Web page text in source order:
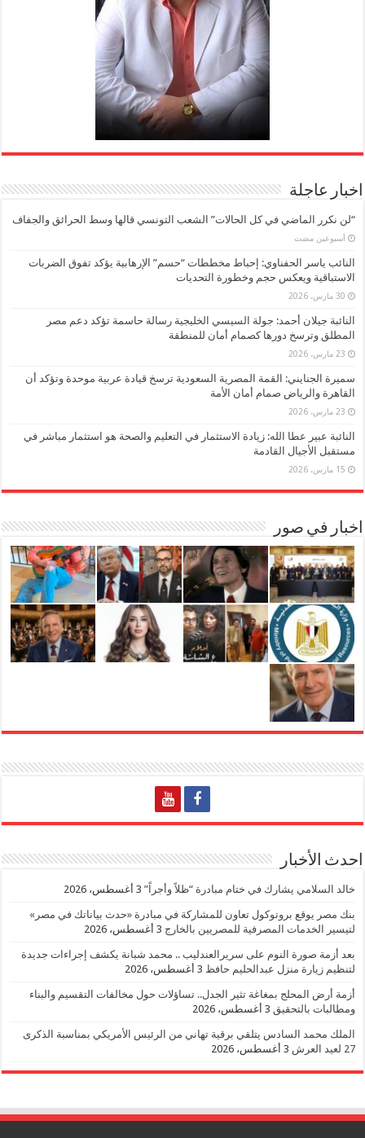
اخبار عاجلة
“لن نكرر الماضي في كل الحالات” الشعب التونسي قالها وسط الحرائق والجفاف
‏أسبوعين مضت
النائب ياسر الحفناوي: إحباط مخططات “حسم” الإرهابية يؤكد تفوق الضربات
الاستباقية ويعكس حجم وخطورة التحديات
30 مارس، 2026
النائبة جيلان أحمد: جولة السيسي الخليجية رسالة حاسمة تؤكد دعم مصر
المطلق وترسخ دورها كصمام أمان للمنطقة
23 مارس، 2026
سميرة الجنايني: القمة المصرية السعودية ترسخ قيادة عربية موحدة وتؤكد أن
القاهرة والرياض صمام أمان الأمة
23 مارس، 2026
النائبة عبير عطا الله: زيادة الاستثمار في التعليم والصحة هو استثمار مباشر في
مستقبل الأجيال القادمة
15 مارس، 2026
اخبار في صور
احدث الأخبار
خالد السلامي يشارك في ختام مبادرة “ظلاً وأجراً” 3 أغسطس، 2026
بنك مصر يوقع بروتوكول تعاون للمشاركة في مبادرة «حدث بياناتك في مصر»
لتيسير الخدمات المصرفية للمصريين بالخارج 3 أغسطس، 2026
بعد أزمة صورة النوم على سريرالعندليب .. محمد شبانة يكشف إجراءات جديدة
لتنظيم زيارة منزل عبدالحليم حافظ 3 أغسطس، 2026
أزمة أرض المحلج بمغاغة تثير الجدل.. تساؤلات حول مخالفات التقسيم والبناء
ومطالبات بالتحقيق 3 أغسطس، 2026
الملك محمد السادس يتلقي برقية تهاني من الرئيس الأمريكي بمناسبة الذكرى
27 لعيد العرش
3 أغسطس، 2026